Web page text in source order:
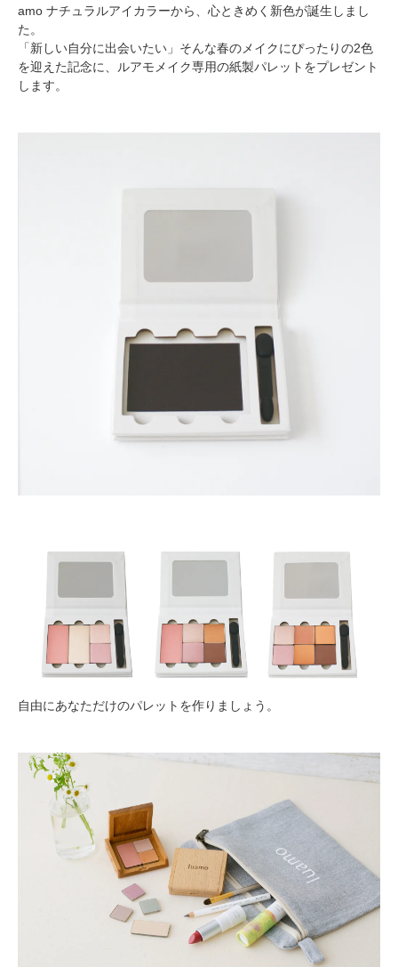
amo ナチュラルアイカラーから、心ときめく新色が誕生しまし
た。
「新しい自分に出会いたい」そんな春のメイクにぴったりの2色
を迎えた記念に、ルアモメイク専用の紙製パレットをプレゼント
します。
自由にあなただけのパレットを作りましょう。